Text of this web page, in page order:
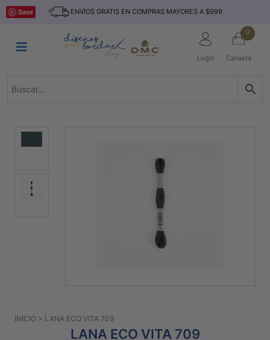
Saltar
ENVÍOS GRATIS EN COMPRAS MAYORES A $999
Login
0
Canasta
INICIO
TEJIDO
MARCAS
Preguntas
Save
INICIO > LANA ECO VITA 709
LANA ECO VITA 709